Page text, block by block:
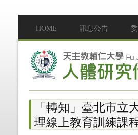
Main menu
HOME 訊息公告
「轉知」臺北市立
理線上教育訓練課程